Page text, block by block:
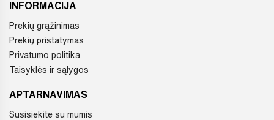
INFORMACIJA
Prekių grąžinimas
Prekių pristatymas
Privatumo politika
Taisyklės ir sąlygos
APTARNAVIMAS
Susisiekite su mumis